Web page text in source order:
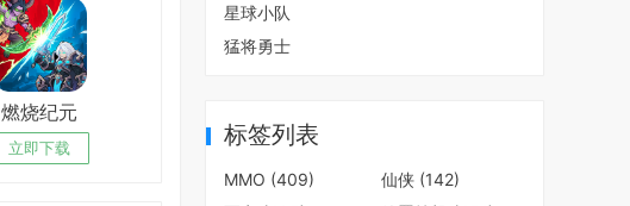
燃烧纪元
立即下载
星球小队
猛将勇士
标签列表
MMO (409) 仙侠(142)